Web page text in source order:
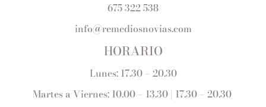
675 322 538
info@remediosnovias.com
HORARIO
Lunes: 17.30 – 20.30
Martes a Viernes: 10.00 – 13.30 | 17.30 – 20.30